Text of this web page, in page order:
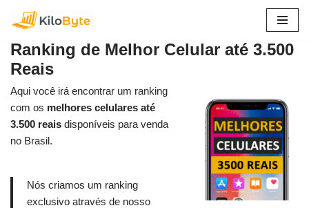
para
o
conteúdo
Ranking de Melhor Celular até 3.500
Reais
Aqui você irá encontrar um ranking
com os melhores celulares até
3.500 reais disponíveis para venda
no Brasil.
Nós criamos um ranking
exclusivo através de nosso